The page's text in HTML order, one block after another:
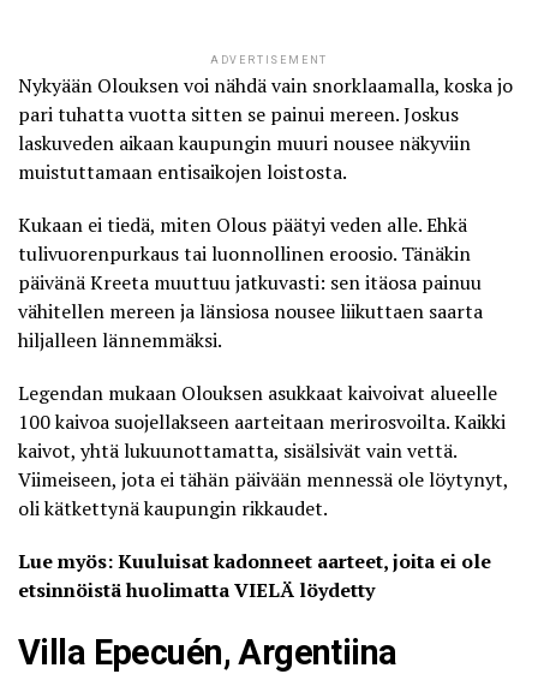
ADVERTISEMENT
Nykyään Olouksen voi nähdä vain snorklaamalla, koska jo
pari tuhatta vuotta sitten se painui mereen. Joskus
laskuveden aikaan kaupungin muuri nousee näkyviin
muistuttamaan entisaikojen loistosta.
Kukaan ei tiedä, miten Olous päätyi veden alle. Ehkä
tulivuorenpurkaus tai luonnollinen eroosio. Tänäkin
päivänä Kreeta muuttuu jatkuvasti: sen itäosa painuu
vähitellen mereen ja länsiosa nousee liikuttaen saarta
hiljalleen lännemmäksi.
Legendan mukaan Olouksen asukkaat kaivoivat alueelle
100 kaivoa suojellakseen aarteitaan merirosvoilta. Kaikki
kaivot, yhtä lukuunottamatta, sisälsivät vain vettä.
Viimeiseen, jota ei tähän päivään mennessä ole löytynyt,
oli kätkettynä kaupungin rikkaudet.
Lue myös: Kuuluisat kadonneet aarteet, joita ei ole
etsinnöistä huolimatta VIELÄ löydetty
Villa Epecuén, Argentiina